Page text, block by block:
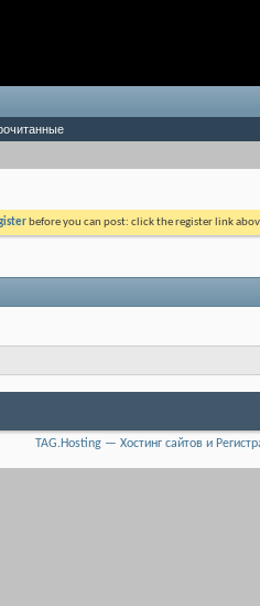
before you can post: click the register link
TAG.Hosting — Хостинг сайтов и